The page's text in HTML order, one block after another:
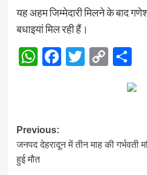
यह अहम जिम्मेदारी मिलने के बाद
बधाइयां मिल रही हैं।
WhatsApp
Facebook
Twitter
Copy
Post
navigation
Previous:
जनपद देहरादून में तीन माह की गर्भवती
हुई मौत